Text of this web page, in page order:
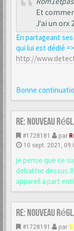
Et
J'ai un orx
En partageant
qui lui est dédié =>
http://
Bonne
Re: Nouveau
#1728181 par
10 sept. 2021,
je pense que ce
debattre
appareil a part
Re: Nouveau
#1728191 par